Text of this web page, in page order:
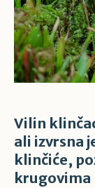
Vilin
ali izvrsna
klinčiće,
krugovima